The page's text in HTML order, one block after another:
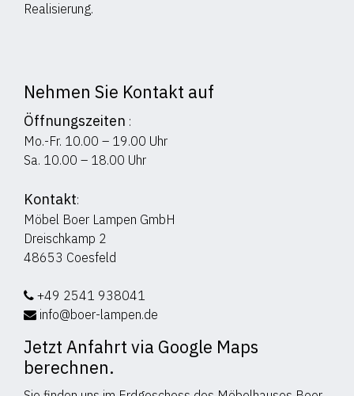
Realisierung.
Nehmen Sie Kontakt auf
Öffnungszeiten :
Mo.-Fr. 10.00 – 19.00 Uhr
Sa. 10.00 – 18.00 Uhr
Kontakt:
Möbel Boer Lampen GmbH
Dreischkamp 2
48653 Coesfeld
+49 2541 938041
info@boer-lampen.de
Jetzt Anfahrt via Google Maps
berechnen.